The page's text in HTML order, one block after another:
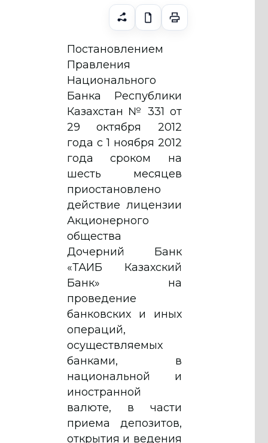
Постановлением
Правления
Национального
Банка Республики
Казахстан № 331 от
29 октября 2012
года с 1 ноября 2012
года сроком на
шесть месяцев
приостановлено
действие лицензии
Акционерного
общества
Дочерний Банк
«ТАИБ Казахский
Банк» на
проведение
банковских и иных
операций,
осуществляемых
банками, в
национальной и
иностранной
валюте, в части
приема депозитов,
открытия и ведения